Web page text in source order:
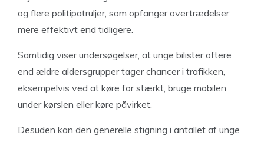
og flere politipatruljer, som opfanger overtrædelser
mere effektivt end tidligere.
Samtidig viser undersøgelser, at unge bilister oftere
end ældre aldersgrupper tager chancer i trafikken,
eksempelvis ved at køre for stærkt, bruge mobilen
under kørslen eller køre påvirket.
Desuden kan den generelle stigning i antallet af unge